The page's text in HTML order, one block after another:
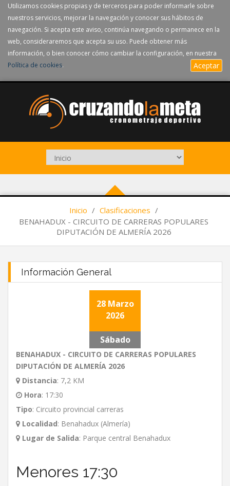
Utilizamos cookies propias y de terceros para poder informarle sobre
nuestros servicios, mejorar la navegación y conocer sus hábitos de
navegación. Si acepta este aviso, continúa navegando o permanece en la
web, consideraremos que acepta su uso. Puede obtener más
información, o bien conocer cómo cambiar la configuración, en nuestra
Política de cookies. Aceptar
Inicio / Clasificaciones /
BENAHADUX - CIRCUITO DE CARRERAS POPULARES
DIPUTACIÓN DE ALMERÍA 2026
Información General
28 Marzo
2026
Sábado
BENAHADUX - CIRCUITO DE CARRERAS POPULARES
DIPUTACIÓN DE ALMERÍA 2026
Distancia: 7,2 KM
Hora: 17:30
Tipo: Circuito provincial carreras
Localidad: Benahadux (Almería)
Lugar de Salida: Parque central Benahadux
Menores 17:30